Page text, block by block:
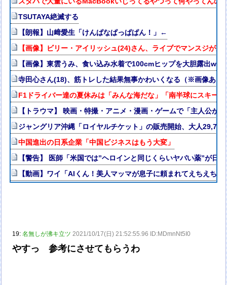
TSUTAYA絶滅する
【朗報】山﨑愛生「けんぱなぱっぱぱん！」←
【画像】ビリー・アイリッシュ(24)さん、ライブでマンスジが見
【画像】東雲うみ、食い込み水着で100cmヒップを大胆露出
寺田心さん(18)、筋トレした結果無事かわいくなる（※画像あり
F1ドライバー達の夏休みは「みんな海だな」「南半球にスキー
【トラウマ】 映画・特撮・アニメ・漫画・ゲームで「主人公が
ジャングリア沖縄「ロイヤルチケット」の販売開始、大人
中国進出の日系企業「中国ビジネスはもう大変」
【警告】 医師「米国では”ヘロインと同じくらいヤバい薬”が日
【動画】ワイ「AIくん！美人マッマが息子に頼まれてえちえち
19:名無しが沸キ立ツ 2021/10/17(日) 21:52:55.96 ID:MDmnNt5I0
やすっ 参考にさせてもらうわ